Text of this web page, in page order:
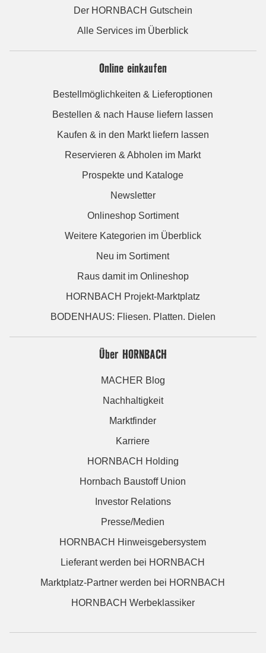
Der HORNBACH Gutschein
Alle Services im Überblick
Online einkaufen
Bestellmöglichkeiten & Lieferoptionen
Bestellen & nach Hause liefern lassen
Kaufen & in den Markt liefern lassen
Reservieren & Abholen im Markt
Prospekte und Kataloge
Newsletter
Onlineshop Sortiment
Weitere Kategorien im Überblick
Neu im Sortiment
Raus damit im Onlineshop
HORNBACH Projekt-Marktplatz
BODENHAUS: Fliesen. Platten. Dielen
Über HORNBACH
MACHER Blog
Nachhaltigkeit
Marktfinder
Karriere
HORNBACH Holding
Hornbach Baustoff Union
Investor Relations
Presse/Medien
HORNBACH Hinweisgebersystem
Lieferant werden bei HORNBACH
Marktplatz-Partner werden bei HORNBACH
HORNBACH Werbeklassiker